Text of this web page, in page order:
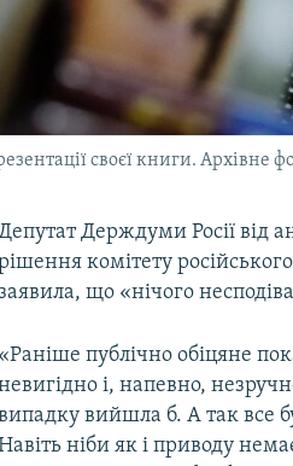
своєї книги. Архівне
Держдуми Росії від
комітету
що «нічого
«Раніше публічно обіцяне
і, напевно,
вийшла б. А так все
ніби як і приводу